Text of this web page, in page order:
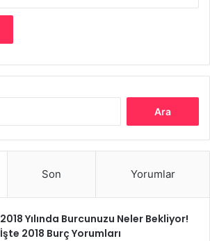
Son Yorumlar
2018 Yılında Burcunuzu Neler Bekliyor!
İşte 2018 Burç Yorumları